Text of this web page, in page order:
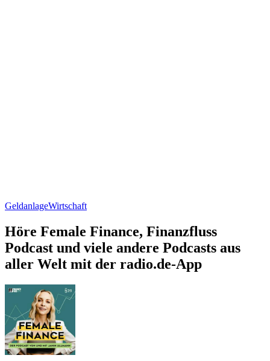
GeldanlageWirtschaft
Höre Female Finance, Finanzfluss
Podcast und viele andere Podcasts aus
aller Welt mit der radio.de-App